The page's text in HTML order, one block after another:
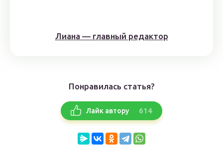
Лиана — главный редактор
Понравилась статья?
Лайк автору 614